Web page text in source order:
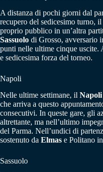
A distanza di pochi giorni dal
recupero del sedicesimo turno, il
proprio pubblico in un’altra
Sassuolo di Grosso, avversario
punti nelle ultime cinque uscite.
e sedicesima forza del torneo.
Napoli
Nelle ultime settimane, il Napoli
che arriva a questo
consecutivi. In queste gare, gli
altrettante, ma nell’ultimo
del Parma. Nell’undici di
sostenuto da Elmas e Politano
Sassuolo